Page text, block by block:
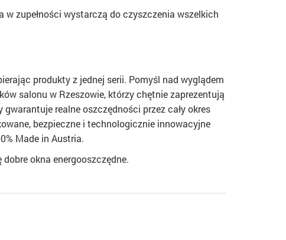
zupełności wystarczą do czyszczenia wszelkich
produkty z jednej serii. Pomyśl nad wyglądem
salonu w Rzeszowie, którzy chętnie zaprezentują
realne oszczędności przez cały okres
bezpieczne i technologicznie innowacyjne
Made in Austria.
dobreokna energooszczędne.